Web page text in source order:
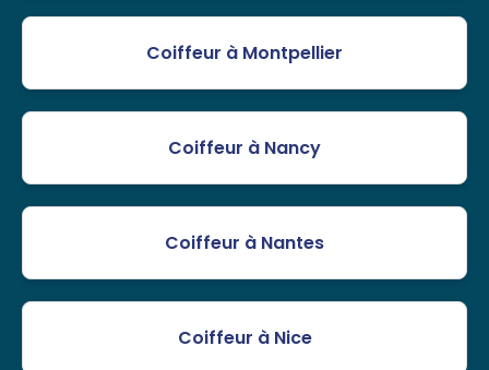
Coiffeur à Montpellier
Coiffeur à Nancy
Coiffeur à Nantes
Coiffeur à Nice